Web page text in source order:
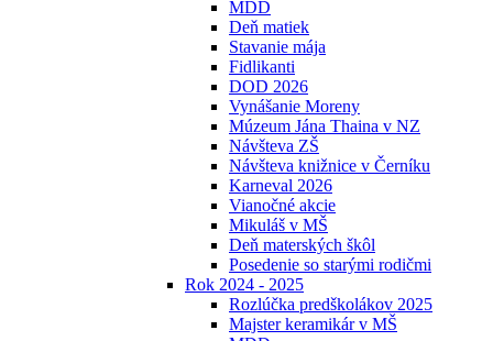
MDD
Deň matiek
Stavanie mája
Fidlikanti
DOD 2026
Vynášanie Moreny
Múzeum Jána Thaina v NZ
Návšteva ZŠ
Návšteva knižnice v Černíku
Karneval 2026
Vianočné akcie
Mikuláš v MŠ
Deň materských škôl
Posedenie so starými rodičmi
Rok 2024 - 2025
Rozlúčka predškolákov 2025
Majster keramikár v MŠ